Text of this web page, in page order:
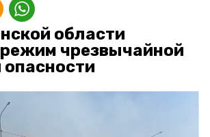
области
чрезвычайной